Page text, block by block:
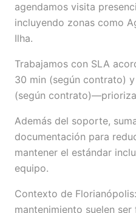
agendamos visita
incluyendo zonas como
Ilha.
Trabajamos con SLA
30 min (según contrato)
(según
Además del soporte,
documentación para
mantener el estándar
equipo.
Contexto de
mantenimiento suelen